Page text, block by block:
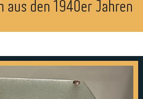
aus den 1940er Jahren